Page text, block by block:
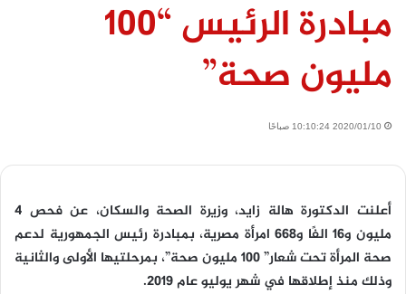
مبادرة الرئيس “100
مليون صحة”
2020/01/10 10:10:24 صباحًا
أعلنت الدكتورة هالة زايد، وزيرة الصحة والسكان، عن فحص 4
مليون و16 الفًا و668 امرأة مصرية، بمبادرة رئيس الجمهورية لدعم
صحة المرأة تحت شعار” 100 مليون صحة”، بمرحلتيها الأولى والثانية
وذلك منذ إطلاقها في شهر يوليو عام 2019.